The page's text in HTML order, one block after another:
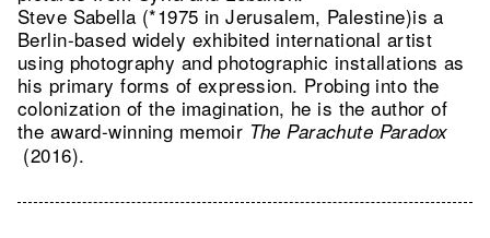
Steve Sabella (*1975 in Jerusalem, Palestine)is a
Berlin-based widely exhibited international artist
using photography and photographic installations as
his primary forms of expression. Probing into the
colonization of the imagination, he is the author of
the award-winning memoir The Parachute Paradox
(2016).